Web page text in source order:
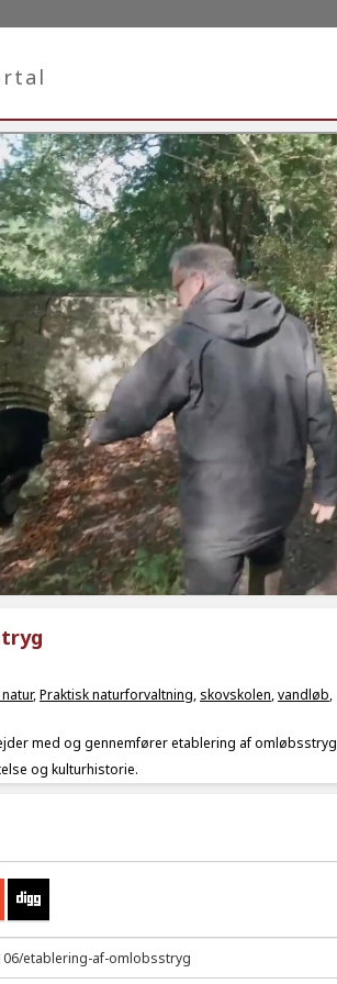
,Praktisk naturforvaltning, skovskolen,vandløb,
med og gennemfører etablering af omløbsstryg
og kulturhistorie.